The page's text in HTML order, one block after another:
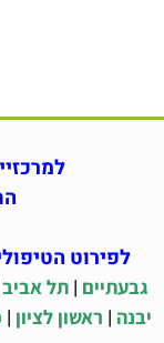
לפירוט
גבעתיים | תל אביב
יבנה | ראשון לציון |